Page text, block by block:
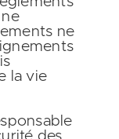
ne
la vie
des